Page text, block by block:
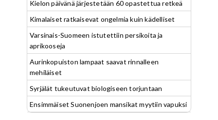
Kielon päivänä järjestetään 60 opastettua retkeä
Kimalaiset ratkaisevat ongelmia kuin kädelliset
Varsinais-Suomeen istutettiin persikoita ja
aprikooseja
Aurinkopuiston lampaat saavat rinnalleen
mehiläiset
Syrjälät tukeutuvat biologiseen torjuntaan
Ensimmäiset Suonenjoen mansikat myytiin vapuksi